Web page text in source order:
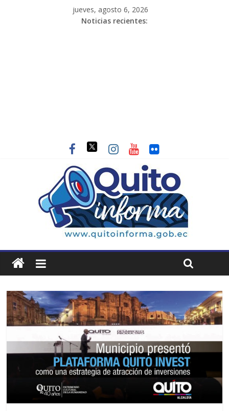
jueves, agosto 6, 2026
Noticias recientes: